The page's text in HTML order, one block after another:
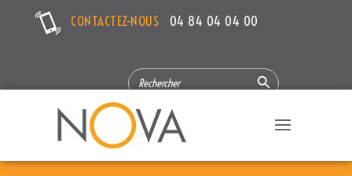
CONTACTEZ-NOUS 04 84 04 04 00
SEARCH
FOR:
Search Button